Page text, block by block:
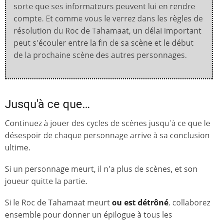
sorte que ses informateurs peuvent lui en rendre
compte. Et comme vous le verrez dans les règles de
résolution du Roc de Tahamaat, un délai important
peut s'écouler entre la fin de sa scène et le début
de la prochaine scène des autres personnages.
Jusqu'à ce que…
Continuez à jouer des cycles de scènes jusqu'à ce que le
désespoir de chaque personnage arrive à sa conclusion
ultime.
Si un personnage meurt, il n'a plus de scènes, et son
joueur quitte la partie.
Si le Roc de Tahamaat meurtou est détrôné, collaborez
ensemble pour donner un épilogue à tous les